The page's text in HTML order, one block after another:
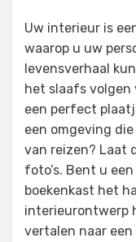
Uw interieur is
waarop u uw
levensverhaal
het slaafs volgen
een perfect
een omgeving
van reizen? Laat
foto’s. Bent u
boekenkast het
interieurontwerp
vertalen naar